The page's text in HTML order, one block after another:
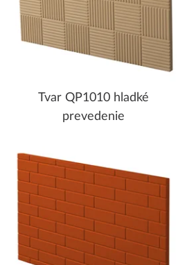
Tvar QP1010 hladké
prevedenie